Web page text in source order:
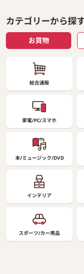
カテゴリーから探
お買物
総合通販
家電/PC/スマホ
本/ミュージック/DVD
インテリア
スポーツ/カー用品